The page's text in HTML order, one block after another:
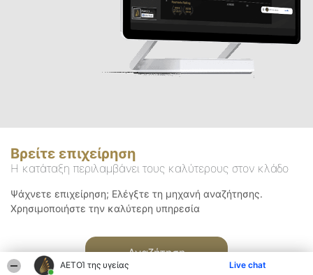
ΑΕΤΟΊ της υγείας Live chat
Βρείτε επιχείρηση
Η κατάταξη περιλαμβάνει τους καλύτερους στον κλάδο
Ψάχνετε επιχείρηση; Ελέγξτε τη μηχανή αναζήτησης.
Χρησιμοποιήστε την καλύτερη υπηρεσία
Αναζήτηση